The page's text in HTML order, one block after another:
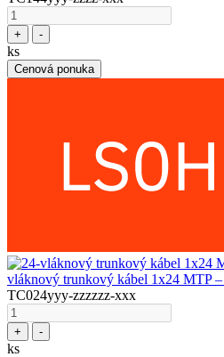
+ -
ks
Cenová ponuka
vláknový trunkový kábel 1x24 MTP
TC024yyy-zzzzzz-xxx
+ -
ks